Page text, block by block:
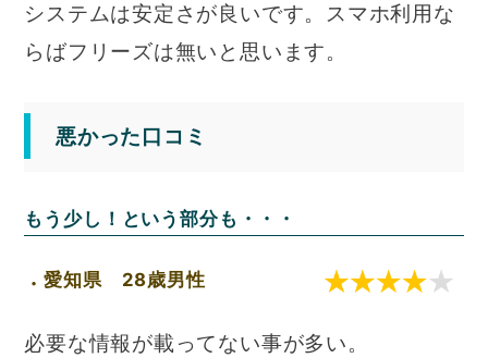
システムは安定さが良いです。スマホ利用な
らばフリーズは無いと思います。
悪かった口コミ
もう少し！という部分も・・・
愛知県 28歳男性
必要な情報が載ってない事が多い。